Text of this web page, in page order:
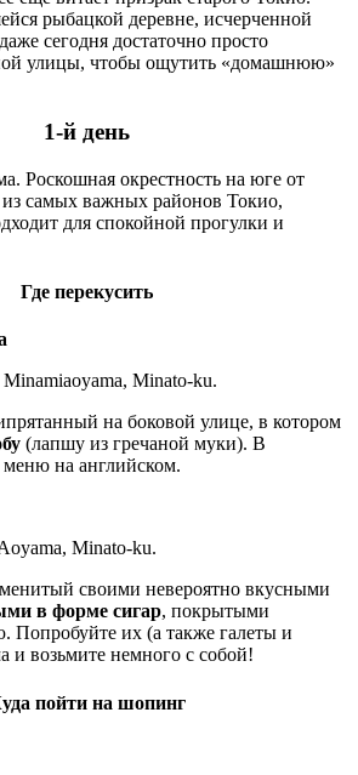
рыбацкой деревне, исчерченной
сегодня достаточно просто
улицы, чтобы ощутить «домашнюю»
1-й день
Роскошная окрестность на юге от
самых важных районов Токио,
для спокойной прогулки и
Где перекусить
Minato-ku.
на боковой улице, в котором
(лапшу из гречаной муки). В
меню на английском.
Minato-ku.
своими невероятно вкусными
в форме сигар, покрытыми
Попробуйте их (а также галеты и
и возьмите немного с собой!
пойти на шопинг